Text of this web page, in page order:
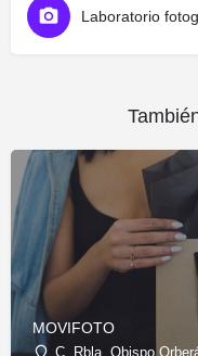
Laboratorio
MOVIFOTO
C. Rbla. Obispo